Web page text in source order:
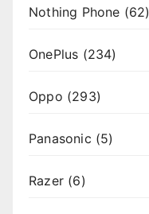
Nothing Phone (62)
OnePlus (234)
Oppo (293)
Panasonic (5)
Razer (6)